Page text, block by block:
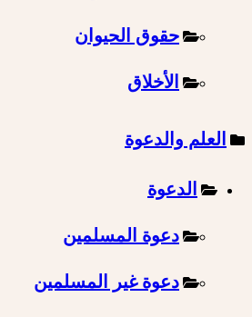
حقوق الحيوان
الأخلاق
العلم والدعوة
الدعوة
دعوة المسلمين
دعوة غير المسلمين